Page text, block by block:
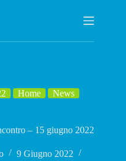
Home News
– 15 giugno 2022
9 Giugno 2022